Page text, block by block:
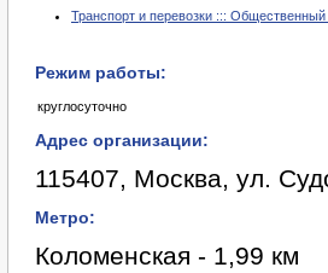
Транспорт и перевозки :::
Режим работы:
круглосуточно
Адрес организации:
115407, Москва, ул.
Метро:
Коломенская - 1,99 км